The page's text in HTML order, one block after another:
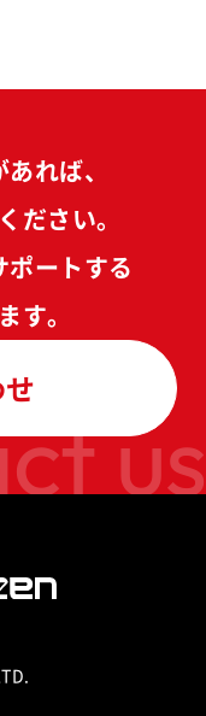
us
れば、
ださい。
ートする
す。